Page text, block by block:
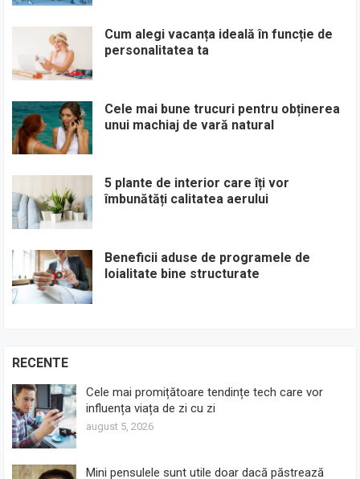
Cum alegi vacanța ideală în funcție de
personalitatea ta
Cele mai bune trucuri pentru obținerea
unui machiaj de vară natural
5 plante de interior care îți vor
îmbunătăți calitatea aerului
Beneficii aduse de programele de
loialitate bine structurate
RECENTE
Cele mai promițătoare tendințe tech care vor
influența viața de zi cu zi
august 5, 2026
Mini pensulele sunt utile doar dacă păstrează